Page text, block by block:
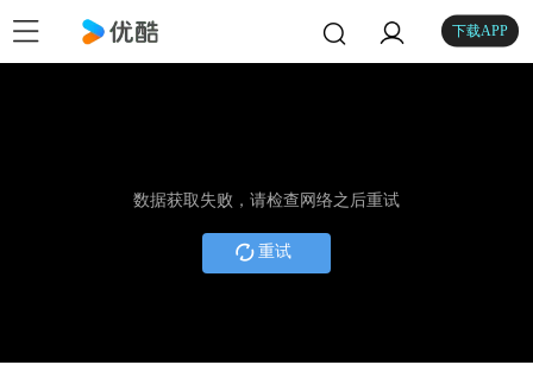
下载APP
数据获取失败，请检查网络之后重试
重试